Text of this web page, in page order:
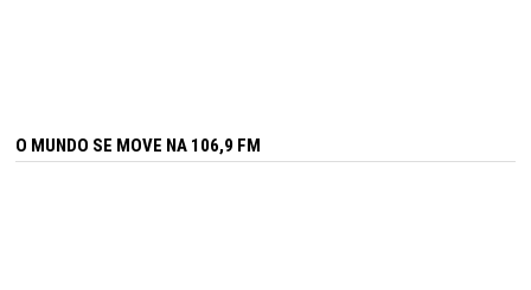
O MUNDO SE MOVE NA 106,9 FM